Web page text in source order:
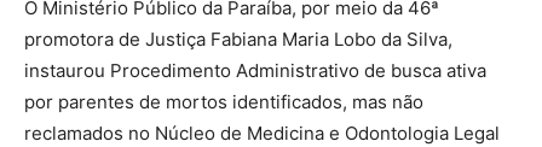
O Ministério Público da Paraíba, por meio da 46ª
promotora de Justiça Fabiana Maria Lobo da Silva,
instaurou Procedimento Administrativo de busca ativa
por parentes de mortos identificados, mas não
reclamados no Núcleo de Medicina e Odontologia Legal